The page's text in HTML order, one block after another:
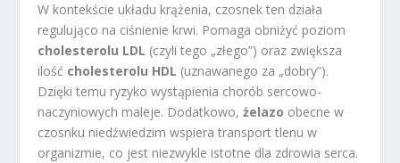
W kontekście układu krążenia, czosnek ten działa
regulująco na ciśnienie krwi. Pomaga obniżyć poziom
cholesterolu LDL (czyli tego „złego”) oraz zwiększa
ilość cholesterolu HDL (uznawanego za „dobry”).
Dzięki temu ryzyko wystąpienia chorób sercowo-
naczyniowych maleje. Dodatkowo,żelazo obecne w
czosnku niedźwiedzim wspiera transport tlenu w
organizmie, co jest niezwykle istotne dla zdrowia serca.